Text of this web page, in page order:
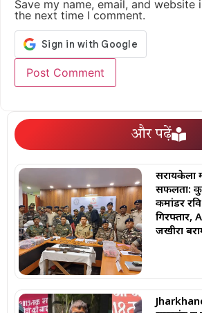
Save my name, email, and
the next time I comment.
और पढ़ें
सरायकेला
सफलता:
कमांडर
गिरफ्तार,
जखीरा